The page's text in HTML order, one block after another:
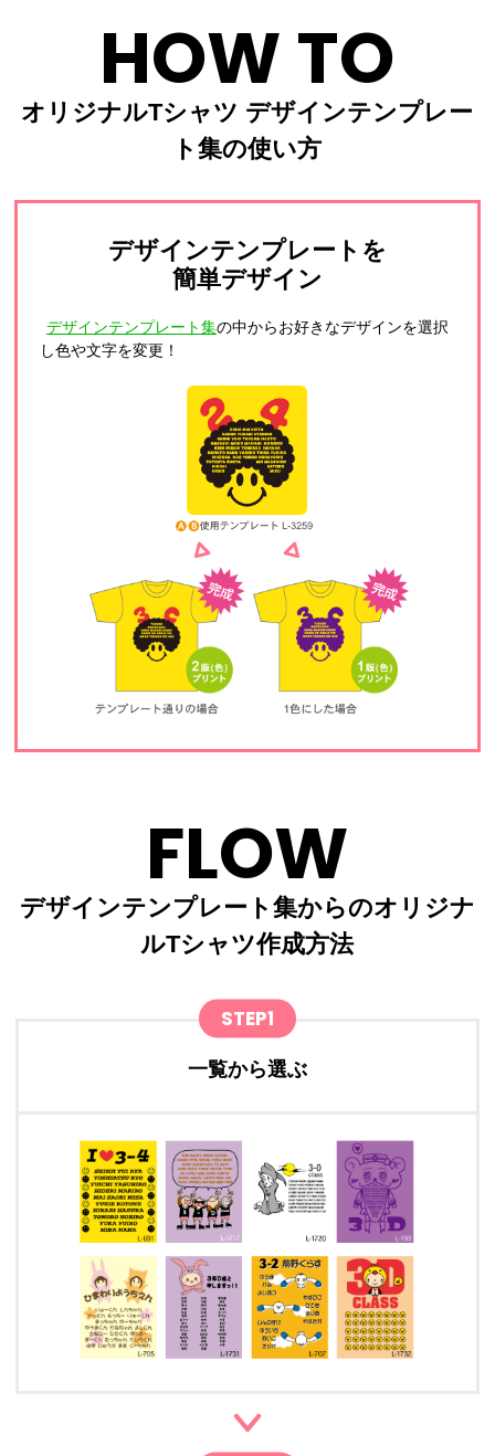
HOW TO
オリジナルTシャツ デザインテンプレー
ト集の使い方
デザインテンプレートを
簡単デザイン
デザインテンプレート集の中からお好きなデザインを選択
し色や文字を変更！
FLOW
デザインテンプレート集からのオリジナ
ルTシャツ作成方法
STEP1
一覧から選ぶ